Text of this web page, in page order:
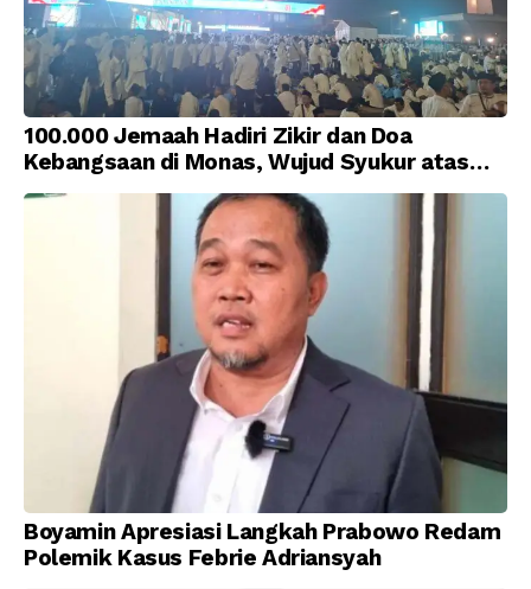
100.000 Jemaah Hadiri Zikir dan Doa
Kebangsaan di Monas, Wujud Syukur atas
Kemerdekaan Indonesia
Boyamin Apresiasi Langkah Prabowo Redam
Polemik Kasus Febrie Adriansyah